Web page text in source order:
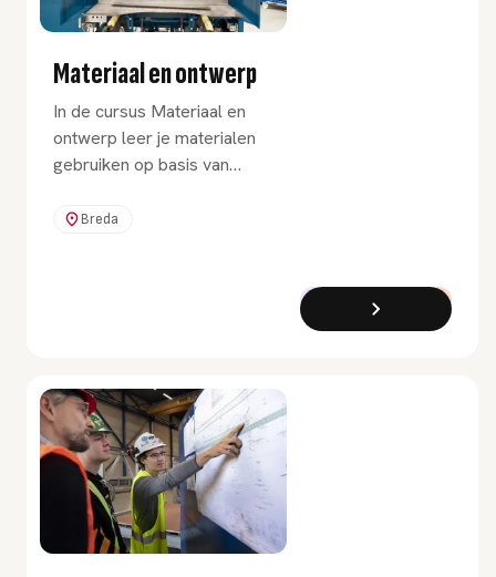
Materiaal en ontwerp
In de cursus Materiaal en
ontwerp leer je materialen
gebruiken op basis van
krachtberekeningen. Ook
Breda